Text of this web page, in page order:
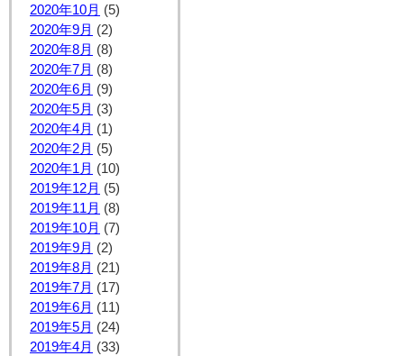
2020年10月 (5)
2020年9月 (2)
2020年8月 (8)
2020年7月 (8)
2020年6月 (9)
2020年5月 (3)
2020年4月 (1)
2020年2月 (5)
2020年1月 (10)
2019年12月 (5)
2019年11月 (8)
2019年10月 (7)
2019年9月 (2)
2019年8月 (21)
2019年7月 (17)
2019年6月 (11)
2019年5月 (24)
2019年4月 (33)